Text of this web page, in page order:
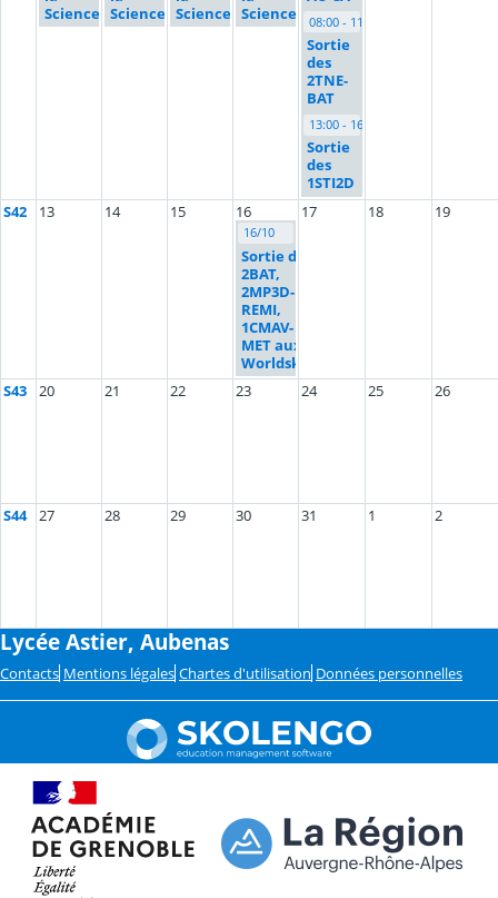
Science Science Science Science
08:00 - 11:45
Sortie
des
2TNE-
BAT
13:00 - 16:30
Sortie
des
1STI2D
S42 13 14 15 16
16/10
Sortie des
2BAT,
2MP3D-
REMI,
1CMAV-
MET aux
Worldskills
17 18 19
S43 20 21 22 23 24 25 26
S44 27 28 29 30 31 1 2
Lycée Astier, Aubenas
Contacts Mentions légales Chartes d'utilisation Données personnelles